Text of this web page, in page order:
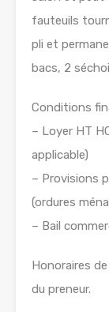
fauteuils
pli et
bacs, 2
Conditions
– Loyer HT
applicable)
– Provisions
(ordures
– Bail
Honoraires
du preneur.